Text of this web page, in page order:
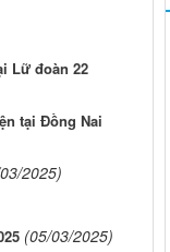
Lữ đoàn 22
tại Đồng Nai
2025)
(05/03/2025)